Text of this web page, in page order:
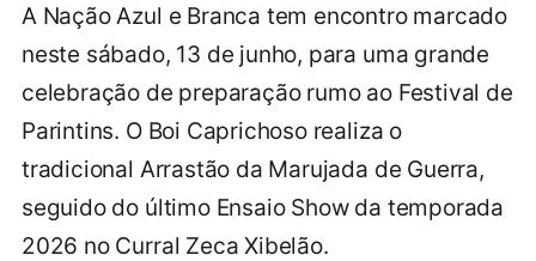
A Nação Azul e Branca tem encontro marcado
neste sábado, 13 de junho, para uma grande
celebração de preparação rumo ao Festival de
Parintins. O Boi Caprichoso realiza o
tradicional Arrastão da Marujada de Guerra,
seguido do último Ensaio Show da temporada
2026 no Curral Zeca Xibelão.